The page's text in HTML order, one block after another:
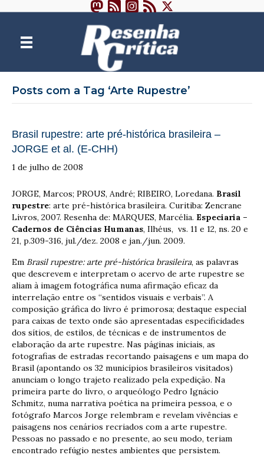
Posts com a Tag ‘Arte Rupestre’
Brasil rupestre: arte pré-histórica brasileira –
JORGE et al. (E-CHH)
1 de julho de 2008
JORGE, Marcos; PROUS, André; RIBEIRO, Loredana. Brasil
rupestre: arte pré-histórica brasileira. Curitiba: Zencrane
Livros, 2007. Resenha de: MARQUES, Marcélia. Especiaria –
Cadernos de Ciências Humanas, Ilhéus, vs. 11 e 12, ns. 20 e
21, p.309-316, jul./dez. 2008 e jan./jun. 2009.
Em Brasil rupestre: arte pré-histórica brasileira, as palavras
que descrevem e interpretam o acervo de arte rupestre se
aliam à imagem fotográfica numa afirmação eficaz da
interrelação entre os “sentidos visuais e verbais”. A
composição gráfica do livro é primorosa; destaque especial
para caixas de texto onde são apresentadas especificidades
dos sítios, de estilos, de técnicas e de instrumentos de
elaboração da arte rupestre. Nas páginas iniciais, as
fotografias de estradas recortando paisagens e um mapa do
Brasil (apontando os 32 municípios brasileiros visitados)
anunciam o longo trajeto realizado pela expedição. Na
primeira parte do livro, o arqueólogo Pedro Ignácio
Schmitz, numa narrativa poética na primeira pessoa, e o
fotógrafo Marcos Jorge relembram e revelam vivências e
paisagens nos cenários recriados com a arte rupestre.
Pessoas no passado e no presente, ao seu modo, teriam
encontrado refúgio nestes ambientes que persistem.